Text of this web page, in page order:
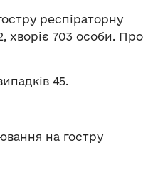
респіраторну
хворіє 703 особи. Про
45.
на гостру